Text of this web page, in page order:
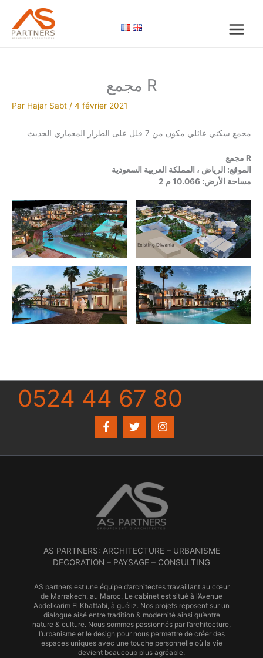
contenu
مجمع R
Par Hajar Sabt / 4 février 2021
مجمع سكني عائلي مكون من 7 فلل على الطراز المعماري الحديث
مجمع R
الموقع: الرياض ، المملكة العربية السعودية
مساحة الأرض: 10.066 م 2
0524 44 67 80
AS PARTNERS: ARCHITECTURE – URBANISME
DECORATION – PAYSAGE – CONSULTING
AS partners est une équipe d’architectes travaillant au cœur
de Marrakech, au Maroc. Le cabinet est situé à l’Avenue
Abdelkarim El Khattabi, à guéliz. Nos projets reposent sur un
dialogue aisé entre tradition & modernité ainsi qu’entre
nature & culture. Nous sommes passionnés par l’architecture,
l’urbanisme et le design pour nous permettre de créer des
espaces uniques avec une touche personnelle où la vie
devient beaucoup plus agréable.